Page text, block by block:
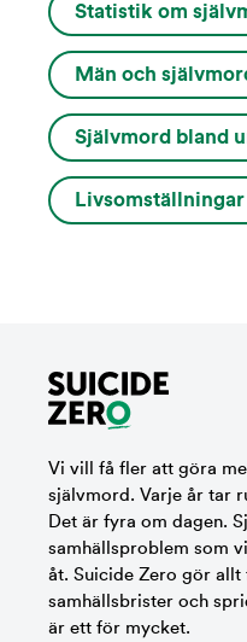
Statistik om
Män och
Självmord bland
Livsomställningar
Vi vill få fler att göra
självmord. Varje år tar
Det är fyra om dagen.
samhällsproblem som
åt. Suicide Zero gör
samhällsbrister och
är ett för mycket.